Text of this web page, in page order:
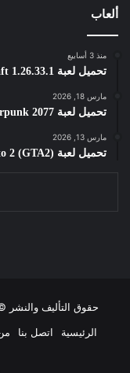
ألعاب
منذ 3 أسابيع
تحميل لعبة Minecraft 1.26.33.1
مارس 18, 2026
تحميل لعبة Cyberpunk 2077
مارس 13, 2026
تحميل لعبة Grand Theft Auto 2 (GTA2)
حقوق التأليف
الرئيسية
اتصل بنا